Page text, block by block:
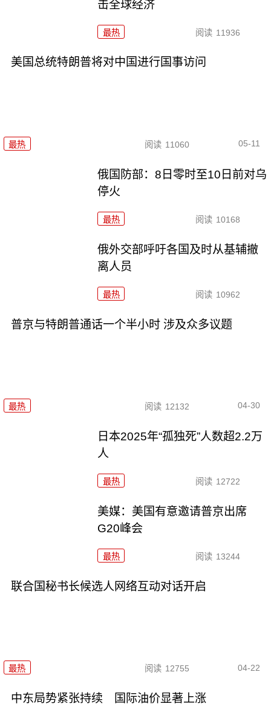
击全球经济
最热 阅读 11936
美国总统特朗普将对中国进行国事访问
最热 阅读 11060 05-11
俄国防部：8日零时至10日前对乌
停火
最热 阅读 10168
俄外交部呼吁各国及时从基辅撤
离人员
最热 阅读 10962
普京与特朗普通话一个半小时 涉及众多议题
最热 阅读 12132 04-30
日本2025年“孤独死”人数超2.2万
人
最热 阅读 12722
美媒：美国有意邀请普京出席
G20峰会
最热 阅读 13244
联合国秘书长候选人网络互动对话开启
最热 阅读 12755 04-22
中东局势紧张持续 国际油价显著上涨